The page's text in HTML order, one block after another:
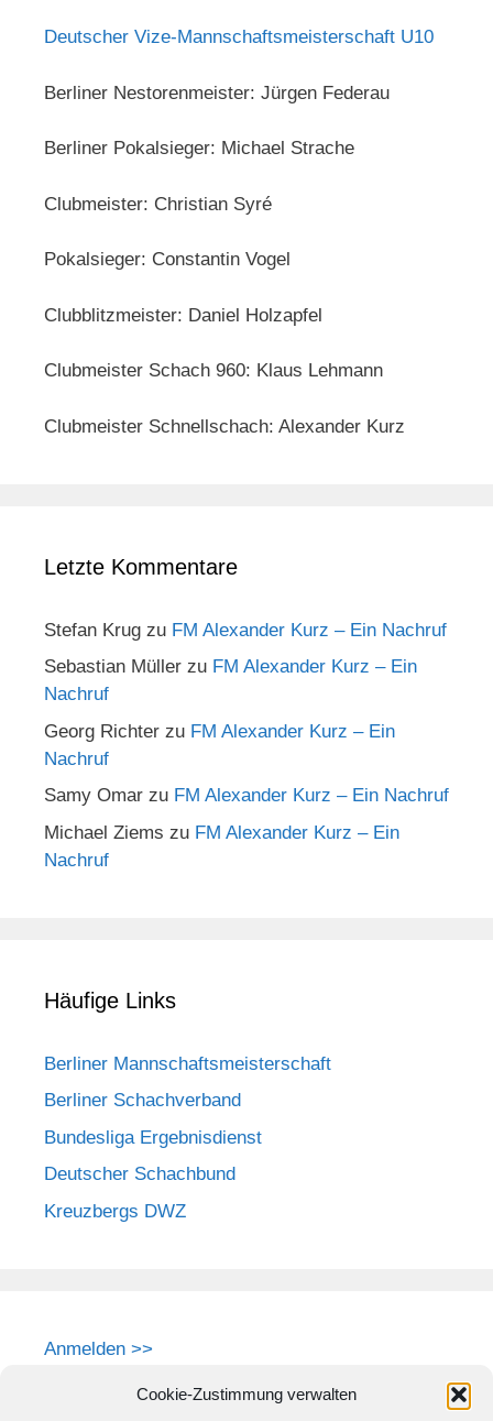
Cookie-Zustimmung verwalten
Deutscher Vize-Mannschaftsmeisterschaft U10
Berliner Nestorenmeister: Jürgen Federau
Berliner Pokalsieger: Michael Strache
Clubmeister: Christian Syré
Pokalsieger: Constantin Vogel
Clubblitzmeister: Daniel Holzapfel
Clubmeister Schach 960: Klaus Lehmann
Clubmeister Schnellschach: Alexander Kurz
Letzte Kommentare
Stefan Krug zu FM Alexander Kurz – Ein Nachruf
Sebastian Müller zu FM Alexander Kurz – Ein
Nachruf
Georg Richter zu FM Alexander Kurz – Ein
Nachruf
Samy Omar zu FM Alexander Kurz – Ein Nachruf
Michael Ziems zu FM Alexander Kurz – Ein
Nachruf
Häufige Links
Berliner Mannschaftsmeisterschaft
Berliner Schachverband
Bundesliga Ergebnisdienst
Deutscher Schachbund
Kreuzbergs DWZ
Anmelden >>